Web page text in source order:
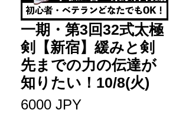
一期・第3回32式太極
剣【新宿】緩みと剣
先までの力の伝達が
知りたい！10/8(火)
6000 JPYPrezzo